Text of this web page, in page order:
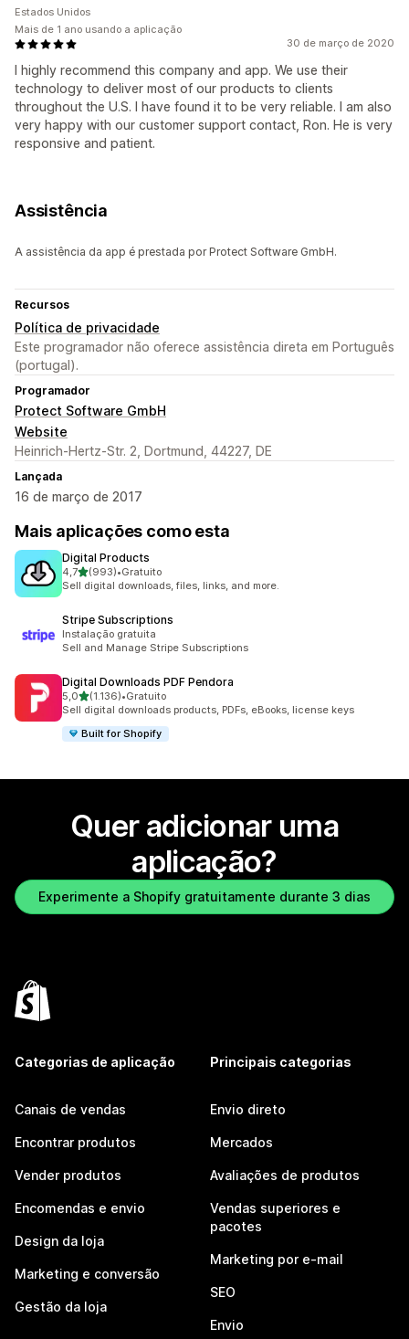
30 de março de 2020
I highly recommend this company and app. We use their
technology to deliver most of our products to clients
throughout the U.S. I have found it to be very reliable. I am also
very happy with our customer support contact, Ron. He is very
responsive and patient.
Estados Unidos
Mais de 1 ano usando a aplicação
Assistência
A assistência da app é prestada por Protect Software GmbH.
Recursos
Política de privacidade
Este programador não oferece assistência direta em Português
(portugal).
Programador
Protect Software GmbH
Website
Heinrich-Hertz-Str. 2, Dortmund, 44227, DE
Lançada
16 de março de 2017
Mais aplicações como esta
Digital Products
4,7de 5 estrelas
(993)
993 total de avaliações
•Gratuito
Sell digital downloads, files, links, and more.
Stripe Subscriptions
Instalação gratuita
Sell and Manage Stripe Subscriptions
Digital Downloads PDF Pendora
5,0de 5 estrelas
(1.136)
1136 total de avaliações
•Gratuito
Sell digital downloads products, PDFs, eBooks, license keys
Built for Shopify
Quer adicionar uma
aplicação?
Experimente a Shopify gratuitamente durante 3 dias
Categorias de aplicação
Canais de vendas
Encontrar produtos
Vender produtos
Encomendas e envio
Design da loja
Marketing e conversão
Gestão da loja
Principais categorias
Envio direto
Mercados
Avaliações de produtos
Vendas superiores e
pacotes
Marketing por e-mail
SEO
Envio